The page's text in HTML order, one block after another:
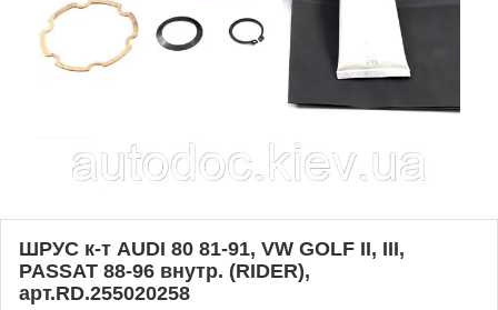
ШРУС к-т AUDI 80 81-91, VW GOLF II, III,
PASSAT 88-96 внутр. (RIDER),
арт.RD.255020258